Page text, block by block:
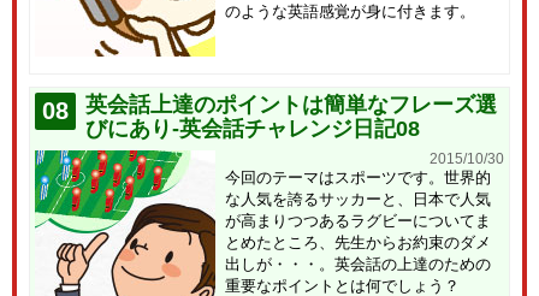
のような英語感覚が身に付きます。
08
英会話上達のポイントは簡単なフレーズ選
びにあり-英会話チャレンジ日記08
2015/10/30
今回のテーマはスポーツです。世界的
な人気を誇るサッカーと、日本で人気
が高まりつつあるラグビーについてま
とめたところ、先生からお約束のダメ
出しが・・・。英会話の上達のための
重要なポイントとは何でしょう？